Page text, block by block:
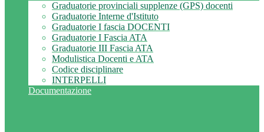
Graduatorie provinciali supplenze (GPS) docenti
Graduatorie Interne d'Istituto
Graduatorie I fascia DOCENTI
Graduatorie I Fascia ATA
Graduatorie III Fascia ATA
Modulistica Docenti e ATA
Codice disciplinare
INTERPELLI
Documentazione